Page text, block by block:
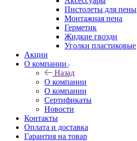
Пистолеты для пены
Монтажная пена
Герметик
Жидкие гвозди
Уголки пластиковые
Акции
О компании
Назад
О компании
О компании
Сертификаты
Новости
Контакты
Оплата и доставка
Гарантия на товар